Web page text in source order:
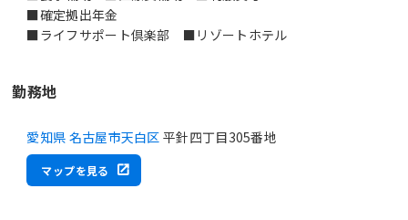
■確定拠出年金
■ライフサポート倶楽部 ■リゾートホテル
勤務地
愛知県 名古屋市天白区 平針四丁目305番地
マップを見る